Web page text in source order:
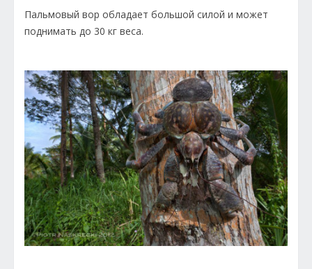
Пальмовый вор обладает большой силой и может
поднимать до 30 кг веса.